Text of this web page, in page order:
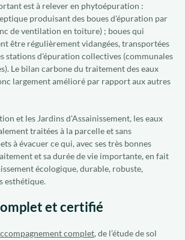
est à relever en phytoépuration :
produisant des boues d'épuration par
de ventilation en toiture) ; boues qui
être régulièrement vidangées, transportées
stations d'épuration collectives (communales
Le bilan carbone du traitement des eaux
largement amélioré par rapport aux autres
et les Jardins d'Assainissement, les eaux
traitées à la parcelle et sans
à évacuer ce qui, avec ses très bonnes
et sa durée de vie importante, en fait
écologique, durable, robuste,
esthétique.
et certifié
complet, de l’étude de sol